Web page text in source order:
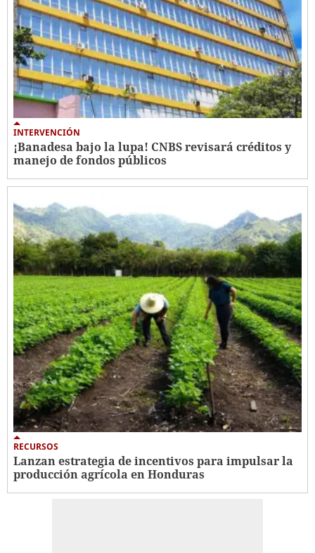
INTERVENCIÓN
¡Banadesa bajo la lupa! CNBS revisará créditos y
manejo de fondos públicos
RECURSOS
Lanzan estrategia de incentivos para impulsar la
producción agrícola en Honduras